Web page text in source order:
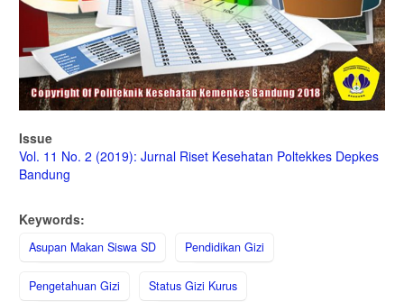
Issue
Vol. 11 No. 2 (2019): Jurnal Riset Kesehatan Poltekkes Depkes
Bandung
Keywords:
Asupan Makan Siswa SD Pendidikan Gizi
Pengetahuan Gizi Status Gizi Kurus